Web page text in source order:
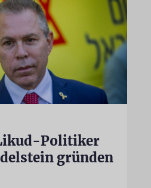
Politiker
gründen